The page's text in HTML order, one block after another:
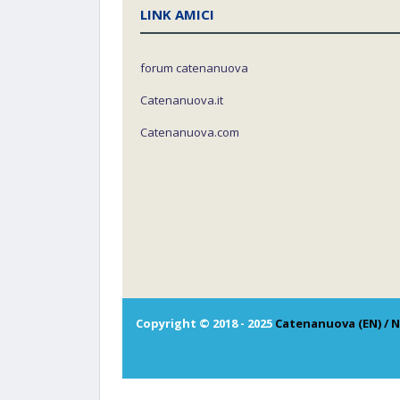
LINK AMICI
forum catenanuova
Catenanuova.it
Catenanuova.com
Copyright © 2018 - 2025 Catenanuova (EN)